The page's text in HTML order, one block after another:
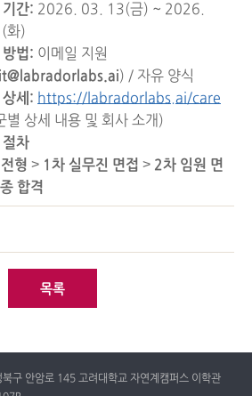
기간: 2026. 03. 13(금) ~ 2026.
화)
방법: 이메일 지원
) / 자유 양식
상세: https://labradorlabs.ai/care
별 상세 내용 및 회사 소개)
절차
형 > 1 차 실무진 면접 > 2차 임원 면
합격
목록
북구 안암로 145 고려대학교 자연계캠퍼스 이학관